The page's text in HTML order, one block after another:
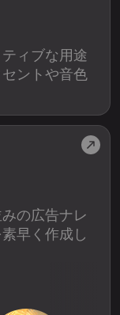
ィブな用途
ントや音色
の広告ナレ
早く作成し